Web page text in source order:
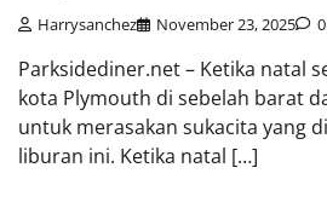
Harrysanchez November 23, 2025 0
Parksidediner.net – Ketika natal
kota Plymouth di sebelah barat
untuk merasakan sukacita yang
liburan ini. Ketika natal […]